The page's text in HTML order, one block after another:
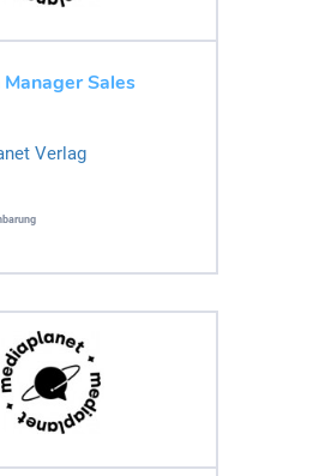
Sales
Verlag